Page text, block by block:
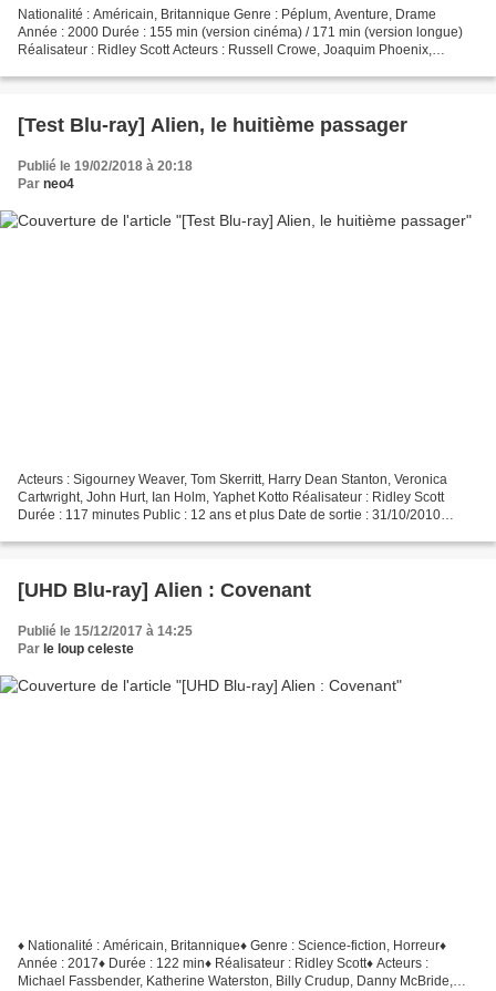
Nationalité : Américain, Britannique Genre : Péplum, Aventure, Drame
Année : 2000 Durée : 155 min (version cinéma) / 171 min (version longue)
Réalisateur : Ridley Scott Acteurs : Russell Crowe, Joaquim Phoenix,
[Test Blu-ray] Alien, le huitième passager
Publié le 19/02/2018 à 20:18
Par neo4
Acteurs : Sigourney Weaver, Tom Skerritt, Harry Dean Stanton, Veronica
Cartwright, John Hurt, Ian Holm, Yaphet Kotto Réalisateur : Ridley Scott
Durée : 117 minutes Public : 12 ans et plus Date de sortie : 31/10/2010
[UHD Blu-ray] Alien : Covenant
Publié le 15/12/2017 à 14:25
Par le loup celeste
♦ Nationalité : Américain, Britannique♦ Genre : Science-fiction, Horreur♦
Année : 2017♦ Durée : 122 min♦ Réalisateur : Ridley Scott♦ Acteurs :
Michael Fassbender, Katherine Waterston, Billy Crudup, Danny McBride,